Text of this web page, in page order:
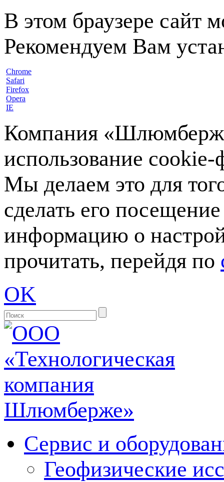
В этом браузере сайт
Рекомендуем Вам
Chrome
Safari
Firefox
Opera
IE
Компания
использование
Мы делаем это для
сделать его
информацию о
прочитать, перейдя по
OK
Сервис и
Геофизические